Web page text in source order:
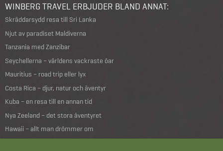
WINBERG TRAVEL ERBJUDER BLAND ANNAT:
Skräddarsydd resa till Sri Lanka
Njut av paradiset Maldiverna
Tanzania med Zanzibar
Seychellerna – världens vackraste öar
Mauritius – road trip eller lyx
Costa Rica – djur, natur och äventyr
Kuba – en resa till en annan tid
Nya Zeeland – det stora äventyret
Hawaii – allt man drömmer om